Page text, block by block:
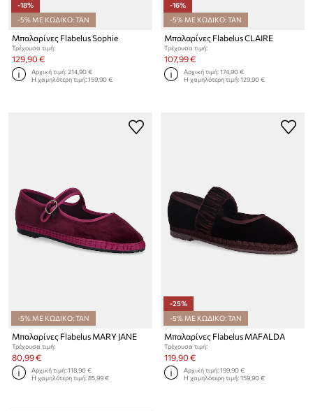
-18%
-5% ΜΕ ΚΩΔΙΚΟ: TAN
Μπαλαρίνες Flabelus Sophie
Τρέχουσα τιμή:
129,90 €
Αρχική τιμή:214,90 €
Η χαμηλότερη τιμή:159,90 €
-16%
-5% ΜΕ ΚΩΔΙΚΟ: TAN
Μπαλαρίνες Flabelus CLAIRE
Τρέχουσα τιμή:
107,99 €
Αρχική τιμή:174,90 €
Η χαμηλότερη τιμή:129,90 €
-5% ΜΕ ΚΩΔΙΚΟ: TAN
Μπαλαρίνες Flabelus MARY JANE
Τρέχουσα τιμή:
80,99 €
Αρχική τιμή:118,90 €
Η χαμηλότερη τιμή:85,99 €
-25%
-5% ΜΕ ΚΩΔΙΚΟ: TAN
Μπαλαρίνες Flabelus MAFALDA
Τρέχουσα τιμή:
119,90 €
Αρχική τιμή:199,90 €
Η χαμηλότερη τιμή:159,90 €